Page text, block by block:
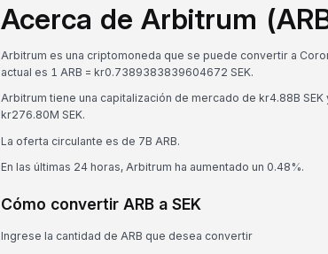
Acerca de Arbitrum
Arbitrum es una criptomoneda que se puede convertir a
actual es 1 ARB = kr0.7389383839604672 SEK.
Arbitrum tiene una capitalización de mercado de kr4.88B
kr276.80M SEK.
La oferta circulante es de 7B ARB.
En las últimas 24 horas, Arbitrum ha aumentado un 0.48%.
Cómo convertir ARB a SEK
Ingrese la cantidad de ARB que desea convertir